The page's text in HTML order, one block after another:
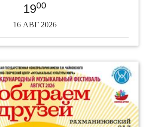
1900
16 АВГ 2026